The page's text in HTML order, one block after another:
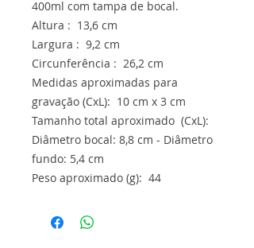
400ml com tampa de bocal.
Altura : 13,6 cm
Largura : 9,2 cm
Circunferência : 26,2 cm
Medidas aproximadas para
gravação (CxL): 10 cm x 3 cm
Tamanho total aproximado (CxL):
Diâmetro bocal: 8,8 cm - Diâmetro
fundo: 5,4 cm
Peso aproximado (g): 44